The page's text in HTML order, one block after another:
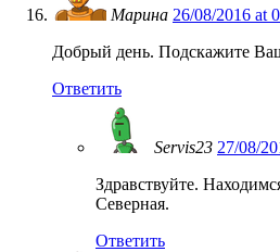
Марина 26/08/2016 at
Добрый день. Подскажите
Ответить
Servis23 27/08/
Здравствуйте.
Северная.
Ответить